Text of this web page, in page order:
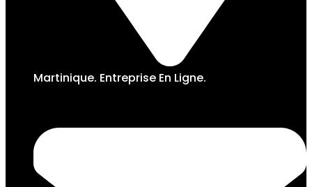
Martinique. Entreprise En Ligne.